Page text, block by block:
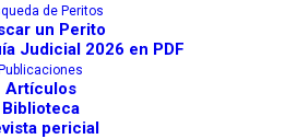
de Peritos
un Perito
Judicial 2026 en PDF
Publicaciones
Artículos
Biblioteca
pericial
SÁNCHEZ DE